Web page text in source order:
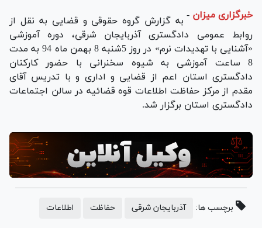
خبرگزاری میزان - به گزارش گروه حقوقی و قضایی به نقل از
روابط عمومی دادگستری آذربایجان شرقی، دوره آموزشی
«آشنایی با تهدیدات نرم» در روز 5شنبه 8 بهمن ماه 94 به مدت
8 ساعت آموزشی به شیوه سخنرانی با حضور کارکنان
دادگستری استان اعم از قضایی و اداری و با تدریس آقای
مقدم از مرکز حفاظت اطلاعات قوه قضائیه در سالن اجتماعات
دادگستری استان برگزار شد.
برچسب ها: آذربایجان شرقی حفاظت اطلاعات